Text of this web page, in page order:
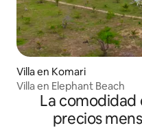
Villa en Komari
Villa en Elephant Beach
La comodidad
precios